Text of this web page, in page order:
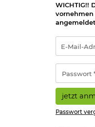
WICHTIG!!
vornehmen
Mail-
Adresse
*
jetzt
Passwort